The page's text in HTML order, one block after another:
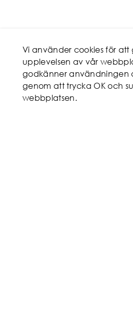
Vi använder cookies för
upplevelsen av vår
godkänner användningen
genom att trycka OK och
webbplatsen.